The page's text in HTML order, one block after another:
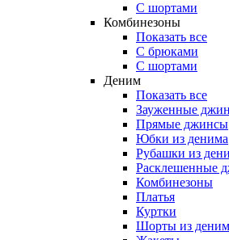
С шортами
Комбинезоны
Показать все
С брюками
С шортами
Деним
Показать все
Зауженные
Прямые джинсы
Юбки из денима
Рубашки из
Расклешенные
Комбинезоны
Платья
Куртки
Шорты из